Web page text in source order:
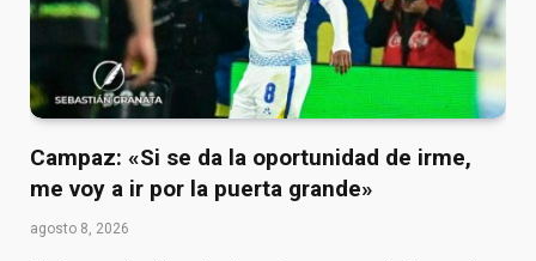
Campaz: «Si se da la oportunidad de irme,
me voy a ir por la puerta grande»
agosto 8, 2026